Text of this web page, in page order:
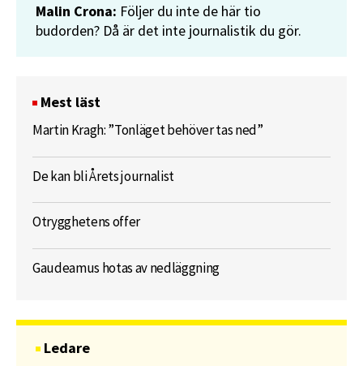
Malin Crona: Följer du inte de här tio
budorden? Då är det inte journalistik du gör.
Mest läst
Martin Kragh: ”Tonläget behöver tas ned”
De kan bli Årets journalist
Otrygghetens offer
Gaudeamus hotas av nedläggning
Ledare